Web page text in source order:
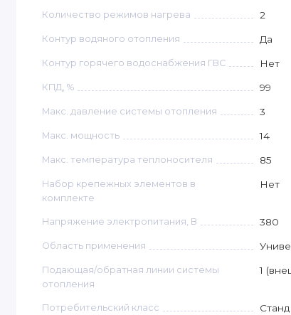
Количество режимов нагрева 2
Контур водяного отопления Да
Контур горячего водоснабжения ГВС Нет
КПД, % 99
Макс. давление системы отопления 3
Макс. мощность 14
Макс. температура теплоносителя 85
Набор крепежных элементов в
комплекте
Нет
Напряжение электропитания, В 380
Область применения
Подающая/обратная линии системы
отопления
1
Потребительский класс